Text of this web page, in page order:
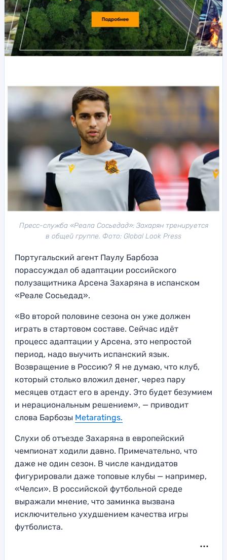
Пресс-служба «Реала Сосьедад»: Захарян тренируется
в общей группе. Фото: Global Look Press
Португальский агент Паулу Барбоза
порассуждал об адаптации российского
полузащитника Арсена Захаряна в испанском
«Реале Сосьедад».
«Во второй половине сезона он уже должен
играть в стартовом составе. Сейчас идёт
процесс адаптации у Арсена, это непростой
период, надо выучить испанский язык.
Возвращение в Россию? Я не думаю, что клуб,
который столько вложил денег, через пару
месяцев отдаст его в аренду. Это будет безумием
и нерациональным решением», — приводит
слова Барбозы Metaratings.
Слухи об отъезде Захаряна в европейский
чемпионат ходили давно. Примечательно, что
даже не один сезон. В числе кандидатов
фигурировали даже топовые клубы — например,
«Челси». В российской футбольной среде
выражали мнение, что заминка вызвана
исключительно ухудшением качества игры
футболиста.